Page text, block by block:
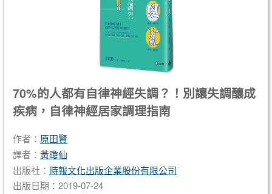
70%的人都有自律神經失調？！別讓失調釀成
疾病，自律神經居家調理指南
作者： 原田賢
譯者： 黃瓊仙
出版社： 時報文化出版企業股份有限公司
出版日期：2019-07-24